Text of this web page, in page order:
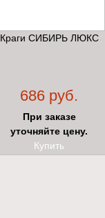
Краги СИБИРЬ ЛЮКС
686 руб.
При заказе
уточняйте цену.
Купить